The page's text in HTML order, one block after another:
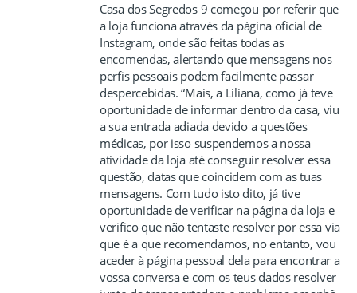
Casa dos Segredos 9 começou por referir que
a loja funciona através da página oficial de
Instagram, onde são feitas todas as
encomendas, alertando que mensagens nos
perfis pessoais podem facilmente passar
despercebidas. “Mais, a Liliana, como já teve
oportunidade de informar dentro da casa, viu
a sua entrada adiada devido a questões
médicas, por isso suspendemos a nossa
atividade da loja até conseguir resolver essa
questão, datas que coincidem com as tuas
mensagens. Com tudo isto dito, já tive
oportunidade de verificar na página da loja e
verifico que não tentaste resolver por essa via
que é a que recomendamos, no entanto, vou
aceder à página pessoal dela para encontrar a
vossa conversa e com os teus dados resolver